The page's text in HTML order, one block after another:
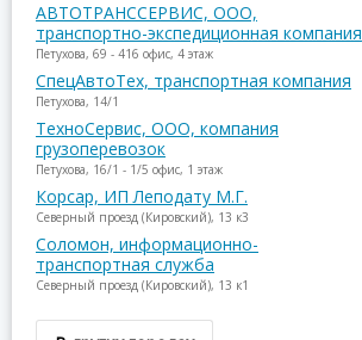
АВТОТРАНССЕРВИС, ООО,
транспортно-экспедиционная компания
Петухова, 69 - 416 офис, 4 этаж
СпецАвтоТех, транспортная компания
Петухова, 14/1
ТехноСервис, ООО, компания
грузоперевозок
Петухова, 16/1 - 1/5 офис, 1 этаж
Корсар, ИП Леподату М.Г.
Северный проезд (Кировский), 13 к3
Соломон, информационно-
транспортная служба
Северный проезд (Кировский), 13 к1